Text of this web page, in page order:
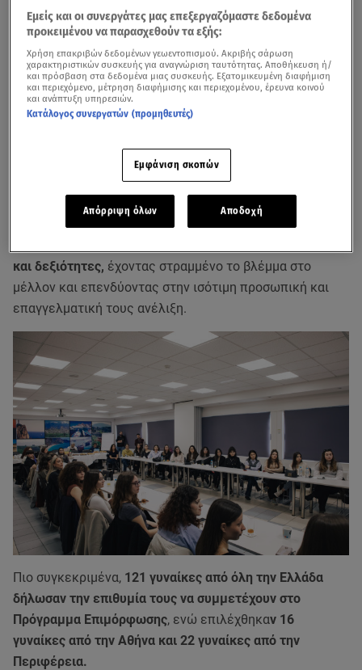
Ο Κύκλος Δηλώσεων Συμμετοχής ολοκληρώθηκε και το
“Ready for Work @ Engineering”ξεκινά! Ένα Πρόγραμμα
Απασχολησιμότητας τωνγυναικών
και τον ΟργανισμόWomen On Top,
Παγκόσμια Ημέρα Γυναίκας.
Με το Πρόγραμμα αυτό, ο Όμιλος Motor Oil
έμπρακτα τις γυναίκες, δίνοντάς τους την ευκαιρία να
και δεξιότητες, έχοντας στραμμένο το βλέμμα στο
μέλλον και επενδύοντας στην ισότιμη προσωπική και
επαγγελματική τους ανέλιξη.
Πιο συγκεκριμένα, 121 γυναίκες από όλη την Ελλάδα
δήλωσαν την επιθυμία τους να συμμετέχουν στο
Πρόγραμμα Επιμόρφωσης, ενώ επιλέχθηκαν 16
γυναίκες από την Αθήνα και 22 γυναίκες από την
Περιφέρεια.
Εμείς και οι συνεργάτες μας επεξεργαζόμαστε δεδομένα
προκειμένου να παρασχεθούν τα εξής:
Χρήση επακριβών δεδομένων γεωεντοπισμού. Ακριβής σάρωση
χαρακτηριστικών συσκευής για αναγνώριση ταυτότητας. Αποθήκευση ή/
και πρόσβαση στα δεδομένα μιας συσκευής. Εξατομικευμένη διαφήμιση
και περιεχόμενο, μέτρηση διαφήμισης και περιεχομένου, έρευνα κοινού
και ανάπτυξη υπηρεσιών.
Κατάλογος συνεργατών (προμηθευτές)
Εμφάνιση σκοπών
Απόρριψη όλων Αποδοχή